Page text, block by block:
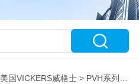
美国VICKERS威格士 > PVH系列柱塞泵